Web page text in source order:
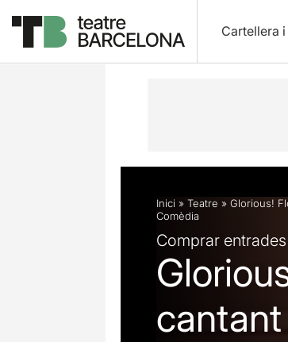
Cartellera
Descripció Fitxa artística
Inici » Teatre » Glorious!
Comèdia
Comprar